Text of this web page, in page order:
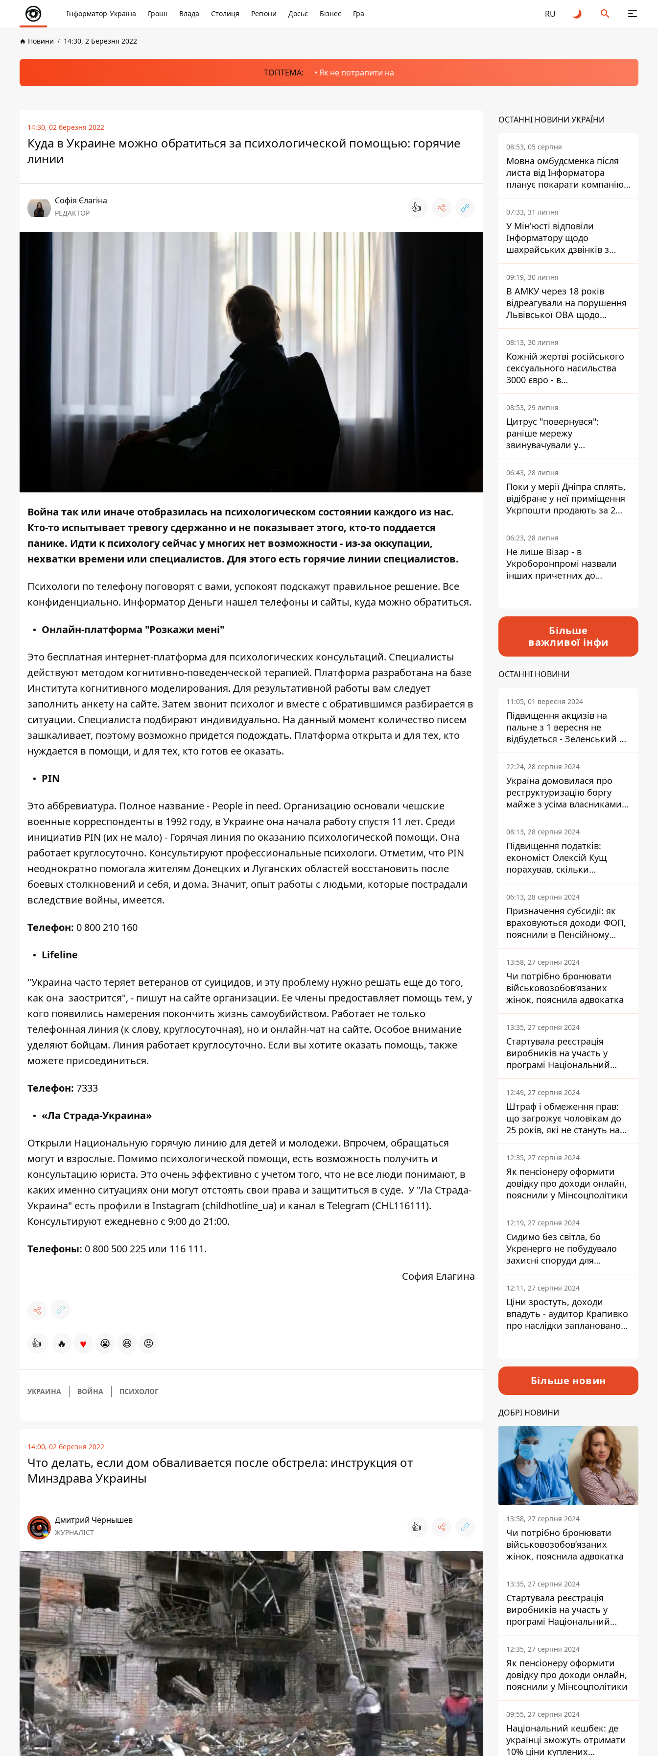
Інформатор-Україна Гроші Влада Столиця Регіони Досьє Бізнес Гра RU
Новини 14:30, 2 Березня 2022
ТОПТЕМА: Як не потрапити на
14:30, 02 березня 2022
Куда в Украине можно обратиться за психологической помощью: горячие
линии
Софія Єлагіна
РЕДАКТОР 👍
Война так или иначе отобразилась на психологическом состоянии каждого из нас.
Кто-то испытывает тревогу сдержанно и не показывает этого, кто-то поддается
панике. Идти к психологу сейчас у многих нет возможности - из-за оккупации,
нехватки времени или специалистов. Для этого есть горячие линии специалистов.
Психологи по телефону поговорят с вами, успокоят подскажут правильное решение. Все
конфиденциально. Информатор Деньги нашел телефоны и сайты, куда можно обратиться.
Онлайн-платформа "Розкажи мені"
Это бесплатная интернет-платформа для психологических консультаций. Специалисты
действуют методом когнитивно-поведенческой терапией. Платформа разработана на базе
Института когнитивного моделирования. Для результативной работы вам следует
заполнить анкету на сайте. Затем звонит психолог и вместе с обратившимся разбирается в
ситуации. Специалиста подбирают индивидуально. На данный момент количество писем
зашкаливает, поэтому возможно придется подождать. Платформа открыта и для тех, кто
нуждается в помощи, и для тех, кто готов ее оказать.
PIN
Это аббревиатура. Полное название - People in need. Организацию основали чешские
военные корреспонденты в 1992 году, в Украине она начала работу спустя 11 лет. Среди
инициатив PIN (их не мало) - Горячая линия по оказанию психологической помощи. Она
работает круглосуточно. Консультируют профессиональные психологи. Отметим, что PIN
неоднократно помогала жителям Донецких и Луганских областей восстановить после
боевых столкновений и себя, и дома. Значит, опыт работы с людьми, которые пострадали
вследствие войны, имеется.
Телефон: 0 800 210 160
Lifeline
"Украина часто теряет ветеранов от суицидов, и эту проблему нужно решать еще до того,
как она заострится", - пишут на сайте организации. Ее члены предоставляет помощь тем, у
кого появились намерения покончить жизнь самоубийством. Работает не только
телефонная линия (к слову, круглосуточная), но и онлайн-чат на сайте. Особое внимание
уделяют бойцам. Линия работает круглосуточно. Если вы хотите оказать помощь, также
можете присоединиться.
Телефон: 7333
«Ла Страда-Украина»
Открыли Национальную горячую линию для детей и молодежи. Впрочем, обращаться
могут и взрослые. Помимо психологической помощи, есть возможность получить и
консультацию юриста. Это очень эффективно с учетом того, что не все люди понимают, в
каких именно ситуациях они могут отстоять свои права и защититься в суде. У "Ла Страда-
Украина" есть профили в Instagram (childhotline_ua) и канал в Telegram (CHL116111).
Консультируют ежедневно с 9:00 до 21:00.
Телефоны: 0 800 500 225 или 116 111.
София Елагина
👍 🔥 ♥ 😭 😆 😡
УКРАИНА ВОЙНА ПСИХОЛОГ
14:00, 02 березня 2022
Что делать, если дом обваливается после обстрела: инструкция от
Минздрава Украины
Дмитрий Чернышев
ЖУРНАЛІСТ 👍
ОСТАННІ НОВИНИ УКРАЇНИ
08:53, 05 серпня
Мовна омбудсменка після
листа від Інформатора
планує покарати компанію-
підрядника ПриватБанку
07:33, 31 липня
У Мін'юсті відповіли
Інформатору щодо
шахрайських дзвінків з
камери Сумського СІЗО так,
що ніхто нічого не зрозумів
09:19, 30 липня
В АМКУ через 18 років
відреагували на порушення
Львівської ОВА щодо
харчування у закладах
освіти
08:13, 30 липня
Кожній жертві російського
сексуального насильства
3000 євро - в
Мінсоцполітики пояснили
Інформатору, звідки на це
гроші
08:53, 29 липня
Цитрус "повернувся":
раніше мережу
звинувачували у
контрабанді техніки та
ухиленні від сплати
податків
06:43, 28 липня
Поки у мерії Дніпра сплять,
відібране у неї приміщення
Укрпошти продають за 2
мільйони
06:23, 28 липня
Не лише Візар - в
Укроборонпромі назвали
інших причетних до
Більше
важливої інфи
ОСТАННІ НОВИНИ
11:05, 01 вересня 2024
Підвищення акцизів на
пальне з 1 вересня не
відбудеться - Зеленський не
підписав закон
22:24, 28 серпня 2024
Україна домовилася про
реструктуризацію боргу
майже з усіма власниками
єврооблігацій: що це
означає для країни
08:13, 28 серпня 2024
Підвищення податків:
економіст Олексій Кущ
порахував, скільки
заплатить кожен українець
06:13, 28 серпня 2024
Призначення субсидії: як
враховуються доходи ФОП,
пояснили в Пенсійному
фонді
13:58, 27 серпня 2024
Чи потрібно бронювати
військовозобов’язаних
жінок, пояснила адвокатка
13:35, 27 серпня 2024
Стартувала реєстрація
виробників на участь у
програмі Національний
кешбек: як це зробити
через портал Дія
12:49, 27 серпня 2024
Штраф і обмеження прав:
що загрожує чоловікам до
25 років, які не стануть на
військовий облік
12:35, 27 серпня 2024
Як пенсіонеру оформити
довідку про доходи онлайн,
пояснили у Мінсоцполітики
12:19, 27 серпня 2024
Сидимо без світла, бо
Укренерго не побудувало
захисні споруди для
енергетики - нардеп
Кучеренко
12:11, 27 серпня 2024
Ціни зростуть, доходи
впадуть - аудитор Крапивко
про наслідки запланованого
Більше новин
ДОБРІ НОВИНИ
13:58, 27 серпня 2024
Чи потрібно бронювати
військовозобов’язаних
жінок, пояснила адвокатка
13:35, 27 серпня 2024
Стартувала реєстрація
виробників на участь у
програмі Національний
кешбек: як це зробити
через портал Дія
12:35, 27 серпня 2024
Як пенсіонеру оформити
довідку про доходи онлайн,
пояснили у Мінсоцполітики
09:55, 27 серпня 2024
Національний кешбек: де
українці зможуть отримати
10% ціни куплених